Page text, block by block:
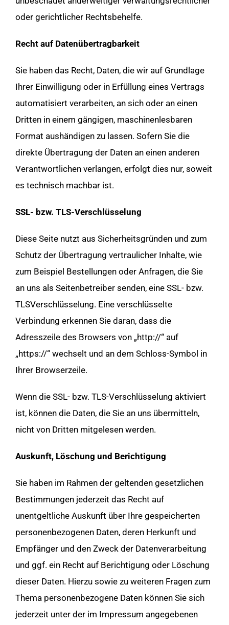
oder gerichtlicher Rechtsbehelfe.
Recht auf Datenübertragbarkeit
Sie haben das Recht, Daten, die wir auf Grundlage
Ihrer Einwilligung oder in Erfüllung eines Vertrags
automatisiert verarbeiten, an sich oder an einen
Dritten in einem gängigen, maschinenlesbaren
Format aushändigen zu lassen. Sofern Sie die
direkte Übertragung der Daten an einen anderen
Verantwortlichen verlangen, erfolgt dies nur, soweit
es technisch machbar ist.
SSL- bzw. TLS-Verschlüsselung
Diese Seite nutzt aus Sicherheitsgründen und zum
Schutz der Übertragung vertraulicher Inhalte, wie
zum Beispiel Bestellungen oder Anfragen, die Sie
an uns als Seitenbetreiber senden, eine SSL- bzw.
TLSVerschlüsselung. Eine verschlüsselte
Verbindung erkennen Sie daran, dass die
Adresszeile des Browsers von „http://“ auf
„https://“ wechselt und an dem Schloss-Symbol in
Ihrer Browserzeile.
Wenn die SSL- bzw. TLS-Verschlüsselung aktiviert
ist, können die Daten, die Sie an uns übermitteln,
nicht von Dritten mitgelesen werden.
Auskunft, Löschung und Berichtigung
Sie haben im Rahmen der geltenden gesetzlichen
Bestimmungen jederzeit das Recht auf
unentgeltliche Auskunft über Ihre gespeicherten
personenbezogenen Daten, deren Herkunft und
Empfänger und den Zweck der Datenverarbeitung
und ggf. ein Recht auf Berichtigung oder Löschung
dieser Daten. Hierzu sowie zu weiteren Fragen zum
Thema personenbezogene Daten können Sie sich
jederzeit unter der im Impressum angegebenen